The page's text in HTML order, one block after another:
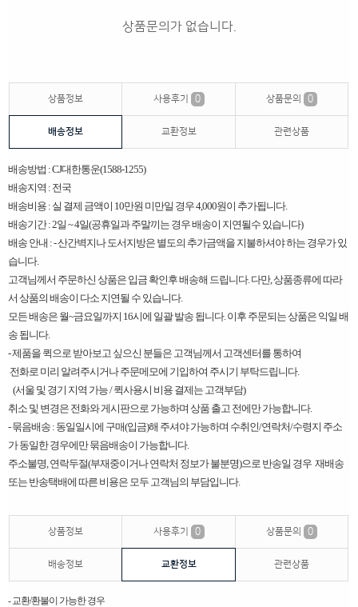
상품문의가 없습니다.
상품정보 사용후기 0 상품문의 0
배송정보 교환정보 관련상품
배송방법 : CJ대한통운(1588-1255)
배송지역 : 전국
배송비용 : 실 결제 금액이 10만원 미만일 경우 4,000원이 추가됩니다.
배송기간 : 2일 ~ 4일(공휴일과 주말끼는 경우 배송이 지연될수 있습니다)
배송 안내 : - 산간벽지나 도서지방은 별도의 추가금액을 지불하셔야 하는 경우가 있
습니다.
고객님께서 주문하신 상품은 입금 확인후 배송해 드립니다. 다만, 상품종류에 따라
서 상품의 배송이 다소 지연될 수 있습니다.
모든 배송은 월~금요일까지 16시에 일괄 발송 됩니다. 이후 주문되는 상품은 익일 배
송 됩니다.
​-제품을 퀵으로 받아보고 싶으신 분들은 고객님께서 고객센터를 통하여
전화로 미리 알려주시거나 주문메모에 기입하여 주시기 부탁드립니다.
(서울 및 경기 지역 가능 / 퀵사용시 비용 결제는 고객부담)
취소 및 변경은 전화와 게시판으로 가능하며 상품 출고 전에만 가능합니다.
- 묶음배송 : 동일일시에 구매(입금)해 주셔야 가능하며 수취인/연락처/수령지 주소
가 동일한 경우에만 묶음배송이 가능합니다.
주소불명, 연락두절(부재중이거나 연락처 정보가 불분명)으로 반송일 경우 재배송
또는 반송택배에 따른 비용은 모두 고객님의 부담입니다. ​
상품정보 사용후기 0 상품문의 0
배송정보 교환정보 관련상품
- 교환/환불이 가능한 경우